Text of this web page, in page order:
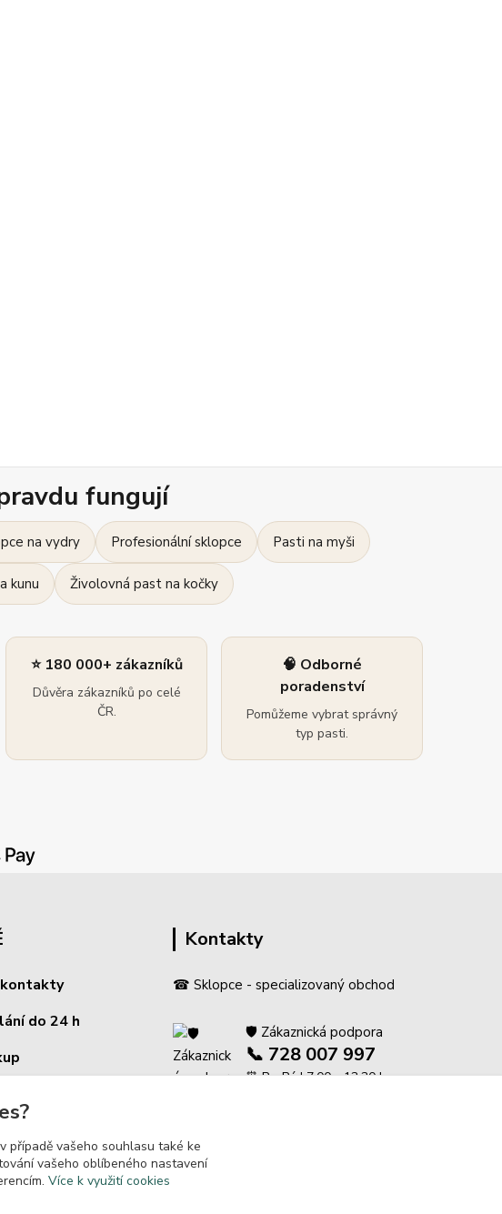
fungují
na vydry Profesionální sklopce Pasti na myši
kunu Živolovná past na kočky
⭐ 180 000+ zákazníků
Důvěra zákazníků po celé
ČR.
🧠 Odborné
poradenství
Pomůžeme vybrat správný
typ pasti.
kontakty
do 24 h
Kontakty
☎ Sklopce - specializovaný obchod
🛡️ Zákaznická podpora
📞 728 007 997
⏰ Po-Pá | 7:00 - 13:30 |
případě vašeho souhlasu také ke
vašeho oblíbeného nastavení
Více k využití cookies